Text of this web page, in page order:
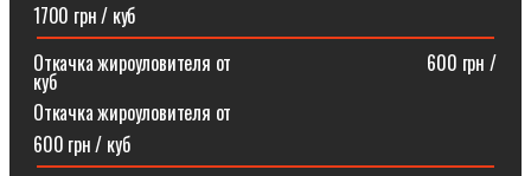
1700 грн / куб
Откачка жироуловителя от⠀⠀⠀⠀⠀⠀⠀⠀⠀⠀⠀⠀⠀⠀600 грн /
куб
Откачка жироуловителя от
600 грн / куб